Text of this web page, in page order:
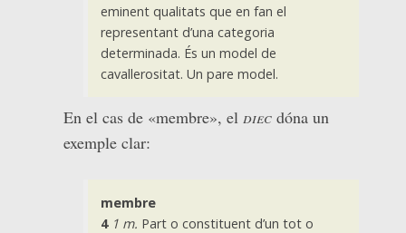
eminent qualitats que en fan el
representant d’una categoria
determinada. És un model de
cavallerositat. Un pare model.
En el cas de «membre», el diec dóna un
exemple clar:
membre
4 1 m. Part o constituent d’un tot o